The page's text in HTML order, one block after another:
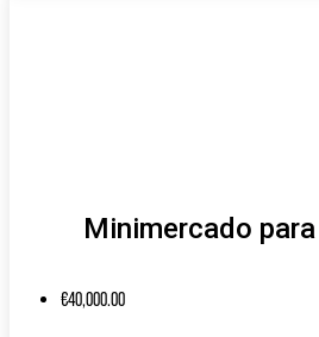
Minimercado
€40,000.00